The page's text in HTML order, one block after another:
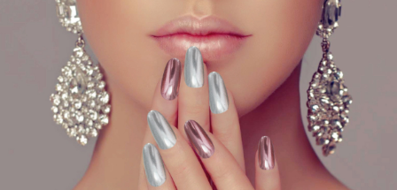
購買商品的店家。未經商家同意取消之訂單仍視為有效，需透過AFTEE先享
後付繳納相關費用。
※ 交易是否成功請以「AFTEE先享後付 」之結帳頁面顯示為準，若有關於
是否繳費成功／繳費後需取消欲退款等相關疑問，請聯繫「AFTEE先享後付
客戶支援中心」https://netprotections.freshdesk.com/support/home
【注意事項】
１．透過由恩沛科技股份有限公司提供之「AFTEE先享後付」服務完成之交
易，需依本服務之必要範圍內提供個人資料，並將交易相關給付款項請求債
權轉讓予恩沛科技股份有限公司。
２．關於個人資料處理事宜，請瀏覽以下網址：
https://aftee.tw/terms/#terms3
每筆NT$100，滿NT$699(含以上)免運費
離島宅配
每筆NT$150，滿NT$3,500(含以上)免運費
宅配貨到付款
每筆NT$150，滿NT$3,500(含以上)免運費